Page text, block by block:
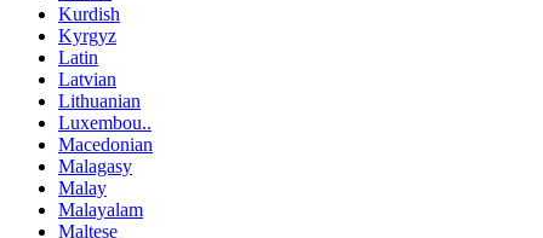
Kurdish
Kyrgyz
Latin
Latvian
Lithuanian
Luxembou..
Macedonian
Malagasy
Malay
Malayalam
Maltese